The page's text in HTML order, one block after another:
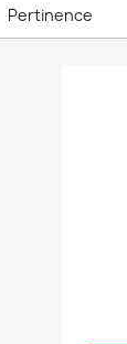
Pertinence